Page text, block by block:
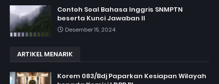
Contoh Soal Bahasa Inggris SNMPTN
beserta Kunci Jawaban II
Desember 15, 2024
ARTIKEL MENARIK
Korem 083/Bdj Paparkan Kesiapan Wilayah